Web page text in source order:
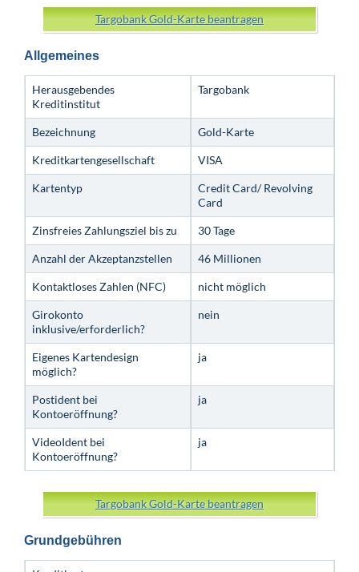
Targobank Gold-Karte beantragen
Allgemeines
Herausgebendes
Kreditinstitut
Targobank
Bezeichnung Gold-Karte
Kreditkartengesellschaft VISA
Kartentyp
Credit Card/ Revolving
Card
Zinsfreies Zahlungsziel bis zu 30 Tage
Anzahl der Akzeptanzstellen 46 Millionen
Kontaktloses Zahlen (NFC) nicht möglich
Girokonto
inklusive/erforderlich?
nein
Eigenes Kartendesign
möglich?
ja
Postident bei
Kontoeröffnung?
ja
VideoIdent bei
Kontoeröffnung?
ja
Targobank Gold-Karte beantragen
Grundgebühren